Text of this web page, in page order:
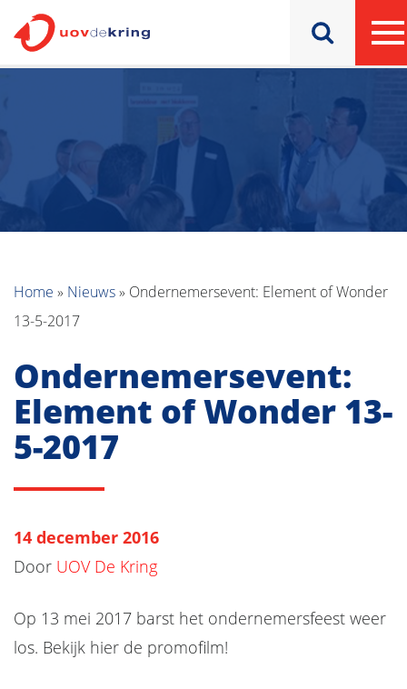
Home » Nieuws» Ondernemersevent: Element of Wonder
13-5-2017
Ondernemersevent:
Element of Wonder 13-
5-2017
14 december 2016
Door UOV De Kring
Op 13 mei 2017 barst het ondernemersfeest weer
los. Bekijk hier de promofilm!